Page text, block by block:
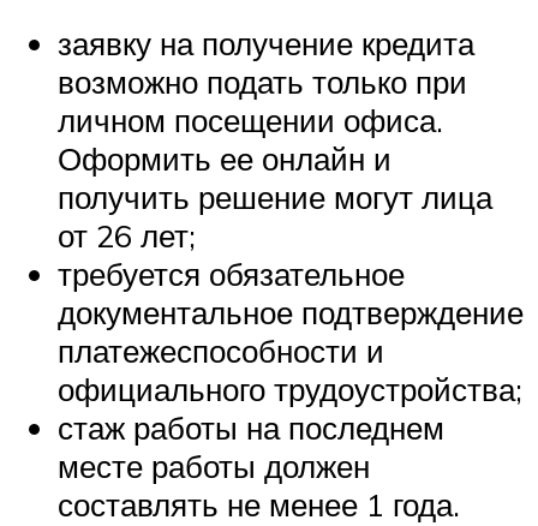
заявку на получение кредита
возможно подать только при
личном посещении офиса.
Оформить ее онлайн и
получить решение могут лица
от 26 лет;
требуется обязательное
документальное подтверждение
платежеспособности и
официального трудоустройства;
стаж работы на последнем
месте работы должен
составлять не менее 1 года.